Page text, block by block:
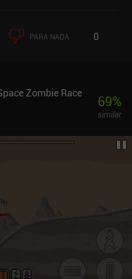
PARA NADA 0
Zombie Race 69%
similar